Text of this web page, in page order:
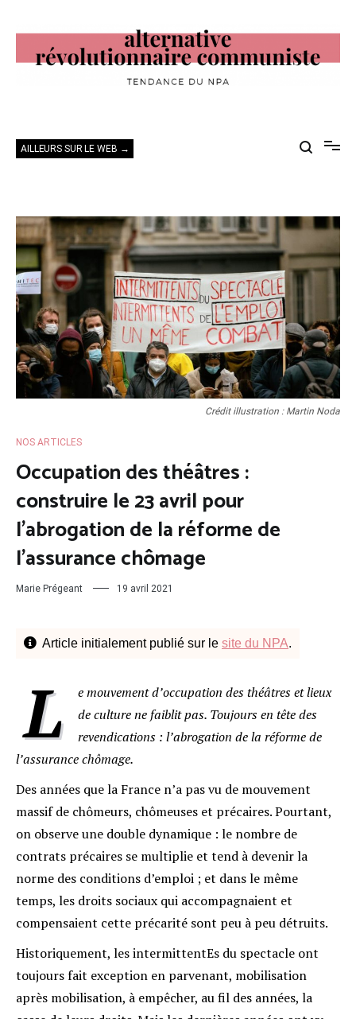
contenu
AILLEURS SUR LE WEB →
Crédit illustration : Martin Noda
NOS ARTICLES
Occupation des théâtres :
construire le 23 avril pour
l’abrogation de la réforme de
l’assurance chômage
Marie Prégeant 19 avril 2021
Article initialement publié sur le site du NPA.
L
e mouvement d’occupation des théâtres et lieux
de culture ne faiblit pas. Toujours en tête des
revendications : l’abrogation de la réforme de
l’assurance chômage.
Des années que la France n’a pas vu de mouvement
massif de chômeurs, chômeuses et précaires. Pourtant,
on observe une double dynamique : le nombre de
contrats précaires se multiplie et tend à devenir la
norme des conditions d’emploi ; et dans le même
temps, les droits sociaux qui accompagnaient et
compensaient cette précarité sont peu à peu détruits.
Historiquement, les intermittentEs du spectacle ont
toujours fait exception en parvenant, mobilisation
après mobilisation, à empêcher, au fil des années, la